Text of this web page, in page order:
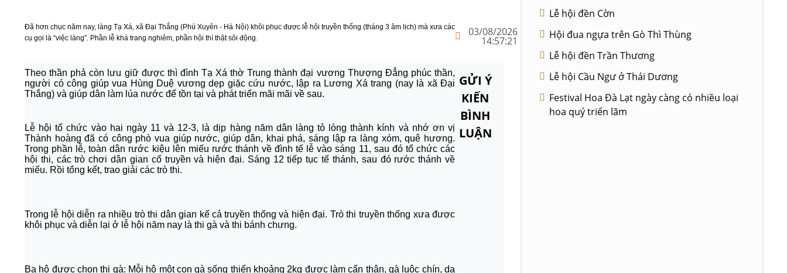
Đã hơn chục năm nay, làng Tạ Xá, xã Đại Thắng (Phú Xuyên - Hà Nội) khôi phục được lễ hội truyền thống (tháng 3 âm lịch) mà xưa các
cụ gọi là “việc làng”. Phần lễ khá trang nghiêm, phần hội thì thật sôi động.
Theo thần phả còn lưu giữ được thì đình Tạ Xá thờ Trung thành đại vương Thượng Đẳng phúc thần,
người có công giúp vua Hùng Duệ vương dẹp giặc cứu nước, lập ra Lương Xá trang (nay là xã Đại
Thắng) và giúp dân làm lúa nước để tồn tại và phát triển mãi mãi về sau.
Lễ hội tổ chức vào hai ngày 11 và 12-3, là dịp hàng năm dân làng tỏ lòng thành kính và nhớ ơn vị
Thành hoàng đã có công phò vua giúp nước, giúp dân, khai phá, sáng lập ra làng xóm, quê hương.
Trong phần lễ, toàn dân rước kiệu lên miếu rước thánh về đình tế lễ vào sáng 11, sau đó tổ chức các
hội thi, các trò chơi dân gian cổ truyền và hiện đại. Sáng 12 tiếp tục tế thánh, sau đó rước thánh về
miếu. Rồi tổng kết, trao giải các trò thi.
Trong lễ hội diễn ra nhiều trò thi dân gian kể cả truyền thống và hiện đại. Trò thi truyền thống xưa được
khôi phục và diễn lại ở lễ hội năm nay là thi gà và thi bánh chưng.
Ba hộ được chọn thi gà: Mỗi hộ một con gà sống thiến khoảng 2kg được làm cẩn thận, gà luộc chín, da
03/08/2026
14:57:21
GỬI Ý
KIẾN
BÌNH
LUẬN
Lễ hội đền Cờn
Hội đua ngựa trên Gò Thì Thùng
Lễ hội đền Trần Thương
Lễ hội Cầu Ngư ở Thái Dương
Festival Hoa Đà Lạt ngày càng có nhiều loại
hoa quý triển lãm